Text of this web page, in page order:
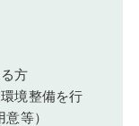
方
境整備を行
等）